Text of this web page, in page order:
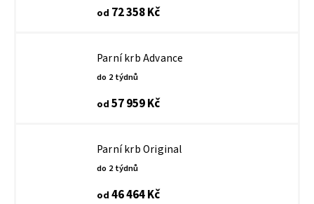
od 72 358 Kč
Parní krb Advance
do 2 týdnů
od 57 959 Kč
Parní krb Original
do 2 týdnů
od 46 464 Kč